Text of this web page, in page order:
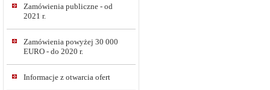
Zamówienia publiczne - od
2021 r.
Zamówienia powyżej 30 000
EURO - do 2020 r.
Informacje z otwarcia ofert